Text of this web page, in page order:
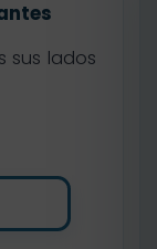
sus lados